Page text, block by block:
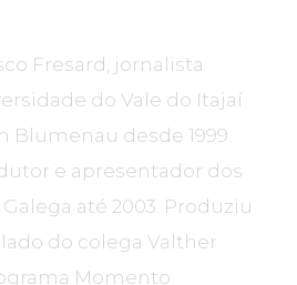
Fresard, jornalista
do Vale do Itajaí
Blumenau desde 1999.
e apresentador dos
até 2003. Produziu
do colega Valther
Momento